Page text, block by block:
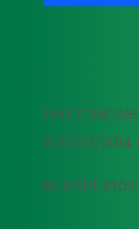
000293/